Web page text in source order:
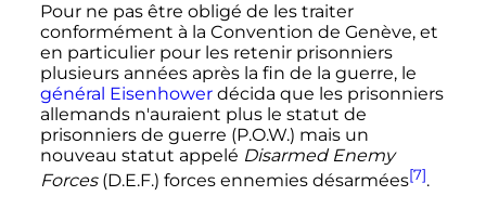
Pour ne pas être obligé de les traiter
conformément à la Convention de Genève, et
en particulier pour les retenir prisonniers
plusieurs années après la fin de la guerre, le
général Eisenhowerdécida que les prisonniers
allemands n'auraient plus le statut de
prisonniers de guerre (P.O.W.) mais un
nouveau statut appelé Disarmed Enemy
Forces(D.E.F.) forces ennemies désarmées[7].